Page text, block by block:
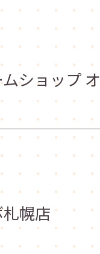
ショップ
幌店